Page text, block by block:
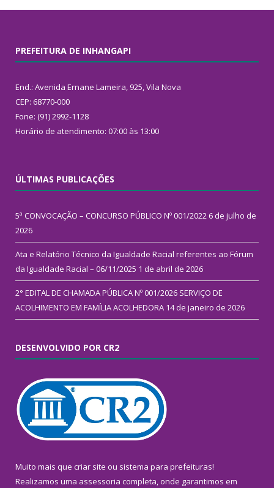
PREFEITURA DE INHANGAPI
End.: Avenida Ernane Lameira, 925, Vila Nova
CEP: 68770-000
Fone: (91) 2992-1128
Horário de atendimento: 07:00 às 13:00
ÚLTIMAS PUBLICAÇÕES
5ª CONVOCAÇÃO – CONCURSO PÚBLICO Nº 001/2022 6 de julho de
2026
Ata e Relatório Técnico da Igualdade Racial referentes ao Fórum
da Igualdade Racial – 06/11/2025 1 de abril de 2026
2° EDITAL DE CHAMADA PÚBLICA Nº 001/2026 SERVIÇO DE
ACOLHIMENTO EM FAMÍLIA ACOLHEDORA 14 de janeiro de 2026
DESENVOLVIDO POR CR2
Muito mais que criar site ou sistema para prefeituras!
Realizamos uma assessoria completa, onde garantimos em